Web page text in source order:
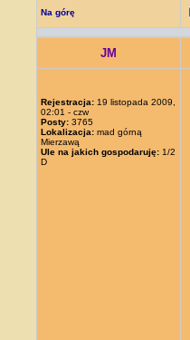
Na górę
JM
Rejestracja: 19 listopada 2009,
02:01 - czw
Posty: 3765
Lokalizacja: mad górną
Mierzawą
Ule na jakich gospodaruję: 1/2
D